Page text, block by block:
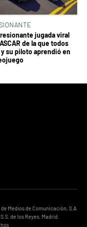
jugada viral
de la que todos
su piloto aprendió en
Medios de Comunicación, S.A
de los Reyes, Madrid.